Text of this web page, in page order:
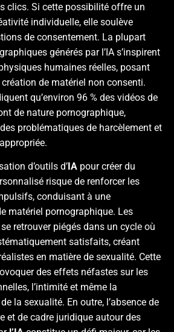
clics. Si cette possibilité offre un
individuelle, elle soulève
de consentement. La plupart
générés par l’IA s’inspirent
humaines réelles, posant
de matériel non consenti.
qu’environ 96 % des vidéos de
de nature pornographique,
problématiques de harcèlement et
d’outils d’ IA pour créer du
risque de renforcer les
conduisant à une
matériel pornographique. Les
retrouver piégés dans un cycle où
satisfaits, créant
en matière de sexualité. Cette
des effets néfastes sur les
l’intimité et même la
la sexualité. En outre, l’absence de
et de cadre juridique autour des